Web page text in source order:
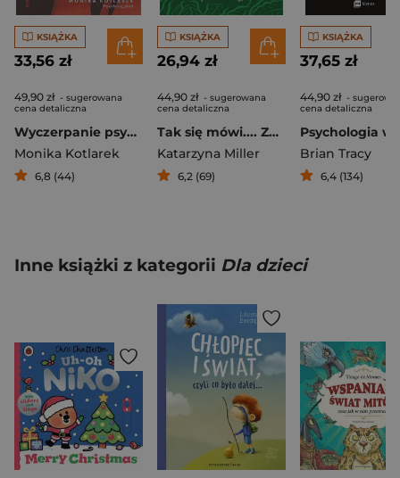
KSIĄŻKA
33,56 zł
49,90 zł - sugerowana
cena detaliczna
Wyczerpanie psychiczne, czyli kiedy to już nie jest zwykłe zmęczenie
Monika Kotlarek
6,8 (44)
KSIĄŻKA
26,94 zł
44,90 zł - sugerowana
cena detaliczna
Tak się mówi.... Zaklęci w stereotypach
Katarzyna Miller
6,2 (69)
KSIĄŻKA
37,65 zł
44,90 zł -
cena detaliczna
Brian Tracy
6,4 (134)
Inne książki z kategorii Dla dzieci